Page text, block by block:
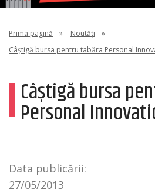
Prima pagină » Noutăți
»
Câștigă bursa pentru tabăra Personal
Câștigă bursa
Personal
Data publicării:
27/05/2013